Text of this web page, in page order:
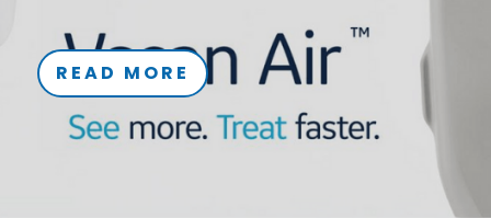
專為定點照護(POC)而設計
READ MORE
Previous